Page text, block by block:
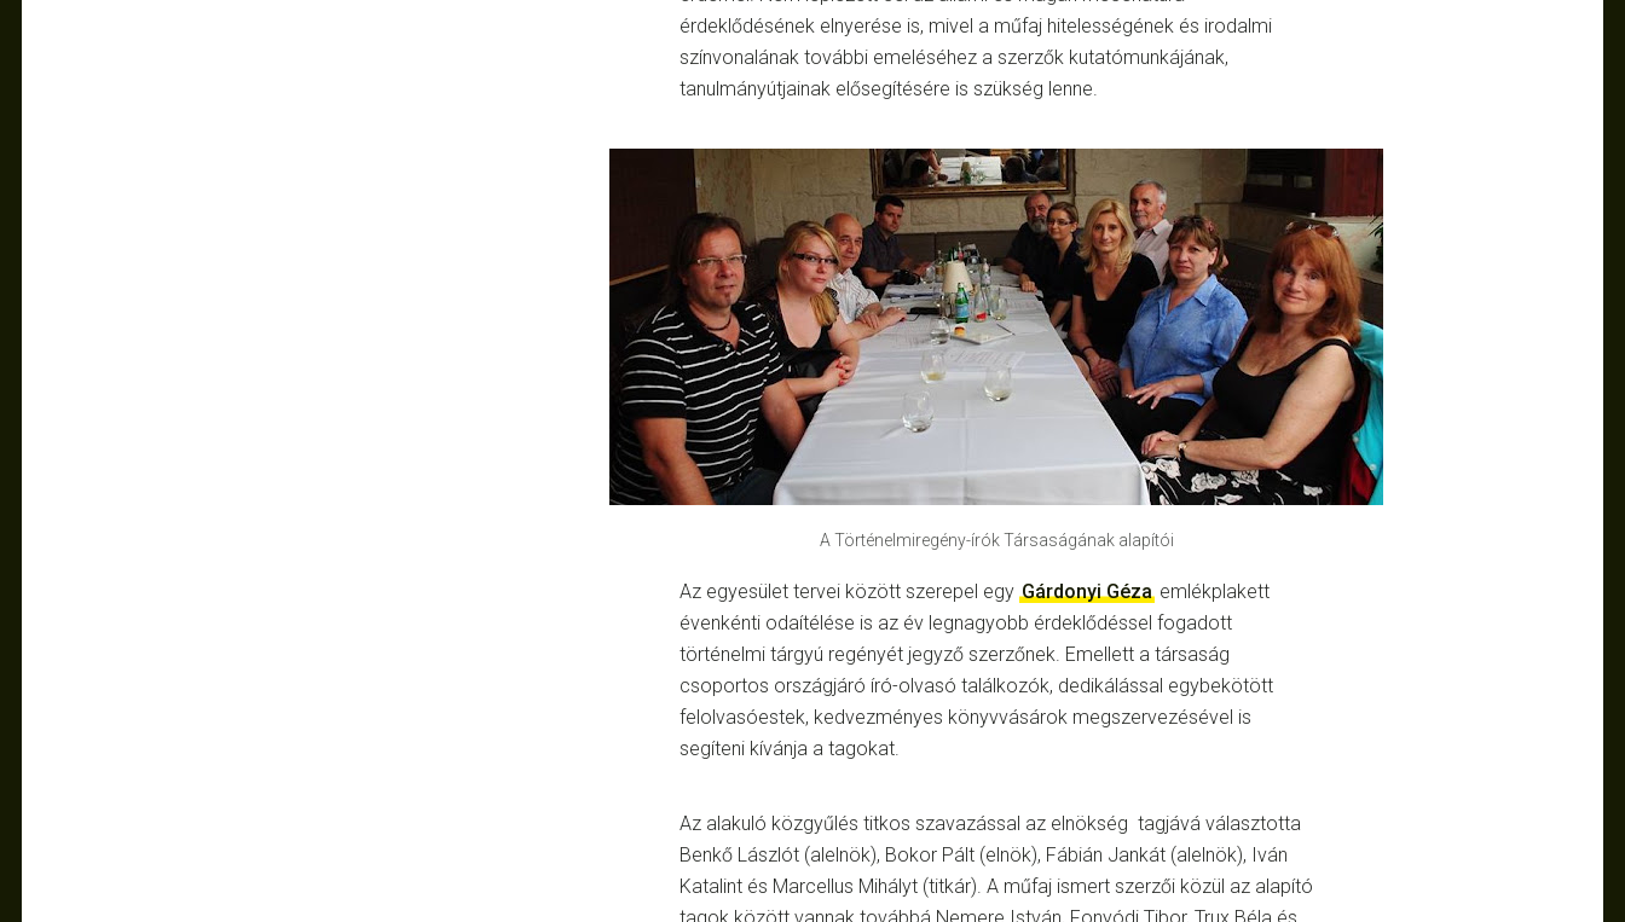
érdeklődésének elnyerése is, mivel a műfaj hitelességének és irodalmi
színvonalának további emeléséhez a szerzők kutatómunkájának,
tanulmányútjainak elősegítésére is szükség lenne.
A Történelmiregény-írók Társaságának alapítói
Az egyesület tervei között szerepel egy Gárdonyi Géza emlékplakett
évenkénti odaítélése is az év legnagyobb érdeklődéssel fogadott
történelmi tárgyú regényét jegyző szerzőnek. Emellett a társaság
csoportos országjáró író-olvasó találkozók, dedikálással egybekötött
felolvasóestek, kedvezményes könyvvásárok megszervezésével is
segíteni kívánja a tagokat.
Az alakuló közgyűlés titkos szavazással az elnökség tagjává választotta
Benkő Lászlót (alelnök), Bokor Pált (elnök), Fábián Jankát (alelnök), Iván
Katalint és Marcellus Mihályt (titkár). A műfaj ismert szerzői közül az alapító